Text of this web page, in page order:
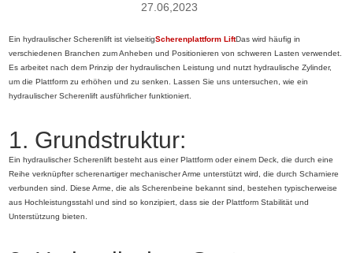
27.06,2023
Ein hydraulischer Scherenlift ist vielseitigScherenplattform LiftDas wird häufig in
verschiedenen Branchen zum Anheben und Positionieren von schweren Lasten verwendet.
Es arbeitet nach dem Prinzip der hydraulischen Leistung und nutzt hydraulische Zylinder,
um die Plattform zu erhöhen und zu senken. Lassen Sie uns untersuchen, wie ein
hydraulischer Scherenlift ausführlicher funktioniert.
1. Grundstruktur:
Ein hydraulischer Scherenlift besteht aus einer Plattform oder einem Deck, die durch eine
Reihe verknüpfter scherenartiger mechanischer Arme unterstützt wird, die durch Scharniere
verbunden sind. Diese Arme, die als Scherenbeine bekannt sind, bestehen typischerweise
aus Hochleistungsstahl und sind so konzipiert, dass sie der Plattform Stabilität und
Unterstützung bieten.